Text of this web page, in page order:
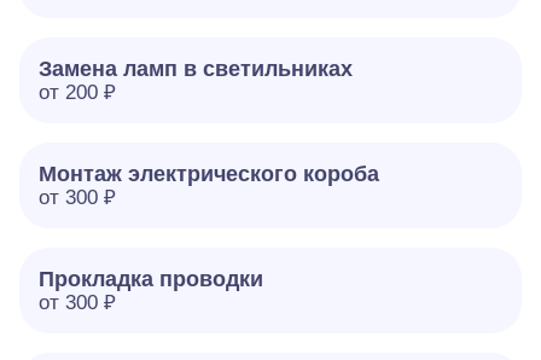
Замена ламп в светильниках
от 200 ₽
Монтаж электрического короба
от 300 ₽
Прокладка проводки
от 300 ₽